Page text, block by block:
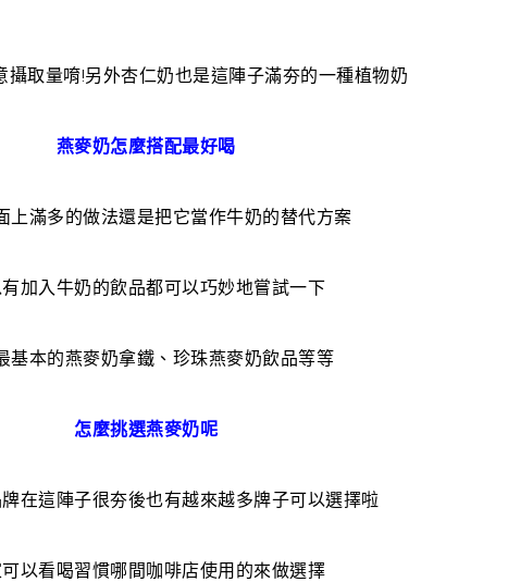
攝取量唷!另外杏仁奶也是這陣子滿夯的一種植物奶
燕麥奶怎麼搭配最好喝
上滿多的做法還是把它當作牛奶的替代方案
加入牛奶的飲品都可以巧妙地嘗試一下
基本的燕麥奶拿鐵、珍珠燕麥奶飲品等等
怎麼挑選燕麥奶呢
在這陣子很夯後也有越來越多牌子可以選擇啦
以看喝習慣哪間咖啡店使用的來做選擇